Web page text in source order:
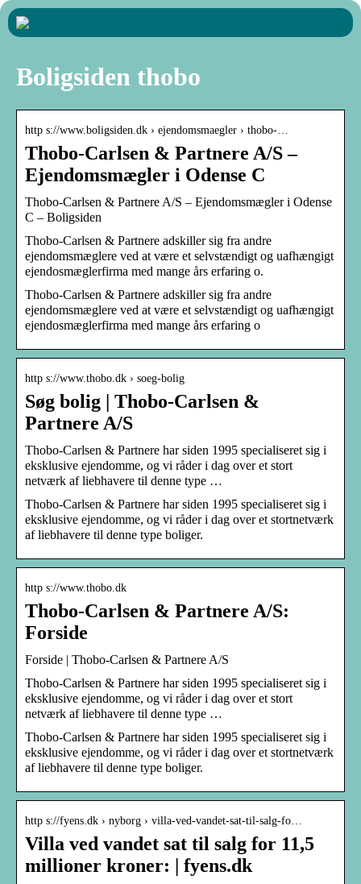
Boligsiden thobo
http s://www.boligsiden.dk › ejendomsmaegler › thobo-…
Thobo-Carlsen & Partnere A/S –
Ejendomsmægler i Odense C
Thobo-Carlsen & Partnere A/S – Ejendomsmægler i Odense
C – Boligsiden
Thobo-Carlsen & Partnere adskiller sig fra andre
ejendomsmæglere ved at være et selvstændigt og uafhængigt
ejendosmæglerfirma med mange års erfaring o.
Thobo-Carlsen & Partnere adskiller sig fra andre
ejendomsmæglere ved at være et selvstændigt og uafhængigt
ejendosmæglerfirma med mange års erfaring o
http s://www.thobo.dk › soeg-bolig
Søg bolig | Thobo-Carlsen &
Partnere A/S
Thobo-Carlsen & Partnere har siden 1995 specialiseret sig i
eksklusive ejendomme, og vi råder i dag over et stort
netværk af liebhavere til denne type …
Thobo-Carlsen & Partnere har siden 1995 specialiseret sig i
eksklusive ejendomme, og vi råder i dag over et stortnetværk
af liebhavere til denne type boliger.
http s://www.thobo.dk
Thobo-Carlsen & Partnere A/S:
Forside
Forside | Thobo-Carlsen & Partnere A/S
Thobo-Carlsen & Partnere har siden 1995 specialiseret sig i
eksklusive ejendomme, og vi råder i dag over et stort
netværk af liebhavere til denne type …
Thobo-Carlsen & Partnere har siden 1995 specialiseret sig i
eksklusive ejendomme, og vi råder i dag over et stortnetværk
af liebhavere til denne type boliger.
http s://fyens.dk › nyborg › villa-ved-vandet-sat-til-salg-fo…
Villa ved vandet sat til salg for 11,5
millioner kroner: | fyens.dk